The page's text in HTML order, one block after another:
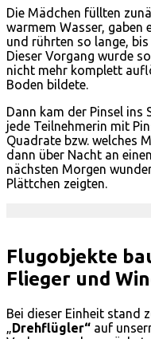
Die Mädchen füllten
warmem Wasser, gaben
und rührten so lange,
Dieser Vorgang wurde
nicht mehr komplett
Boden bildete.
Dann kam der Pinsel ins
jede Teilnehmerin mit
Quadrate bzw. welches
dann über Nacht an
nächsten Morgen
Plättchen zeigten.
Flugobjekte
Flieger und
Bei dieser Einheit stand
„Drehflügler“ auf